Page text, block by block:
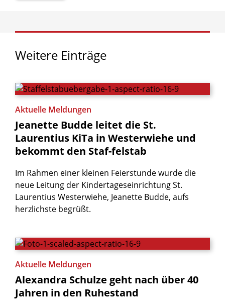
Weitere Einträge
Aktuelle Meldungen
Jeanette Budde leitet die St.
Laurentius KiTa in Westerwiehe und
bekommt den Staf-felstab
Im Rahmen einer kleinen Feierstunde wurde die
neue Leitung der Kindertageseinrichtung St.
Laurentius Westerwiehe, Jeanette Budde, aufs
herzlichste begrüßt.
Aktuelle Meldungen
Alexandra Schulze geht nach über40
Jahren in den Ruhestand